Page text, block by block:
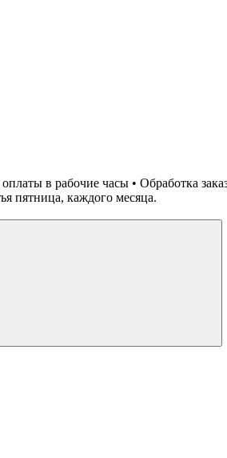
в рабочие часы • Обработка
пятница, каждого месяца.